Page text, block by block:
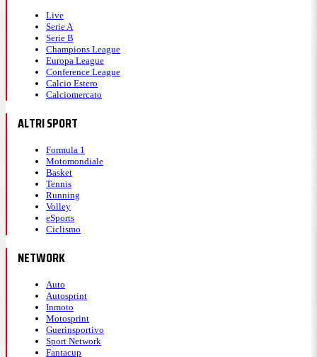
Live
Serie A
Serie B
Champions League
Europa League
Conference League
Calcio Estero
Calciomercato
ALTRI SPORT
Formula 1
Motomondiale
Basket
Tennis
Running
Volley
eSports
Ciclismo
NETWORK
Auto
Autosprint
Inmoto
Motosprint
Guerinsportivo
Sport Network
Fantacup